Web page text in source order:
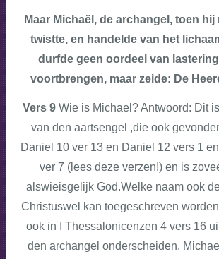
Maar Michaël, de archangel, toen hij
twistte, en handelde van het
durfde geen oordeel van
voortbrengen, maar zeide: De
Vers 9 Wie is Michael? Antwoord: Dit
van den aartsengel ,die ook
Daniel 10 ver 13 en Daniel 12 vers 1
ver 7 (lees deze verzen!) en is
alswieisgelijk God.Welke naam ook
Christuswel kan toegeschreven
ook in I Thessalonicenzen 4 vers 16
den archangel onderscheiden.